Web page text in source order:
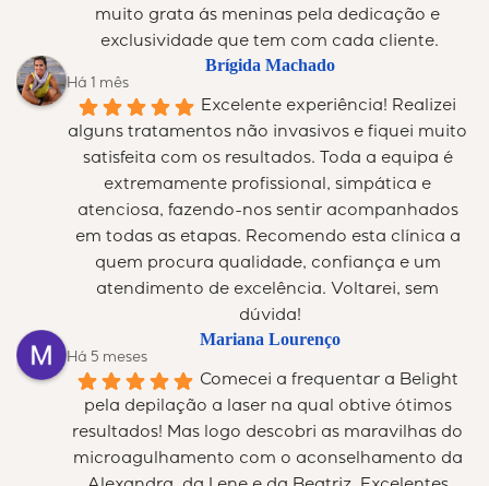
muito grata ás meninas pela dedicação e
exclusividade que tem com cada cliente.
Brígida Machado
Há 1 mês
Excelente experiência! Realizei
alguns tratamentos não invasivos e fiquei muito
satisfeita com os resultados. Toda a equipa é
extremamente profissional, simpática e
atenciosa, fazendo-nos sentir acompanhados
em todas as etapas. Recomendo esta clínica a
quem procura qualidade, confiança e um
atendimento de excelência. Voltarei, sem
dúvida!
Mariana Lourenço
Há 5 meses
Comecei a frequentar a Belight
pela depilação a laser na qual obtive ótimos
resultados! Mas logo descobri as maravilhas do
microagulhamento com o aconselhamento da